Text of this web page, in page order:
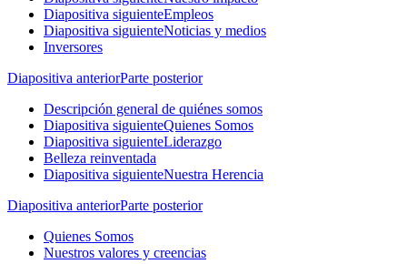
Diapositiva siguienteEmpleos
Diapositiva siguienteNoticias y medios
Inversores
Diapositiva anteriorParte posterior
Descripción general de quiénes somos
Diapositiva siguienteQuienes Somos
Diapositiva siguienteLiderazgo
Belleza reinventada
Diapositiva siguienteNuestra Herencia
Diapositiva anteriorParte posterior
Quienes Somos
Nuestros valores y creencias